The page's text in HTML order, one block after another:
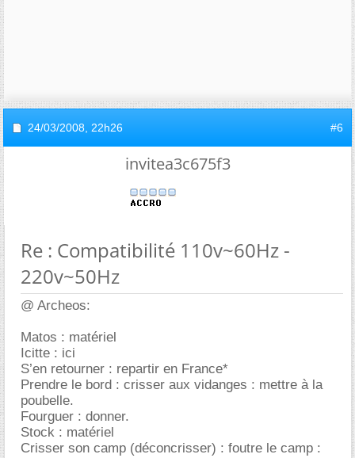
24/03/2008, 22h26 #6
invitea3c675f3
Re : Compatibilité 110v~60Hz -
220v~50Hz
@ Archeos:
Matos : matériel
Icitte : ici
S’en retourner : repartir en France*
Prendre le bord : crisser aux vidanges : mettre à la
poubelle.
Fourguer : donner.
Stock : matériel
Crisser son camp (déconcrisser) : foutre le camp :